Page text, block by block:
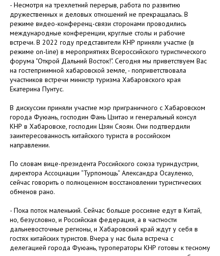
- Несмотря на трехлетний перерыв, работа по развитию
дружественных и деловых отношений не прекращалась. В
режиме видео-конференц-связи сторонами проводились
международные конференции, круглые столы и рабочие
встречи. В 2022 году представители КНР приняли участие (в
режиме оn-line) в мероприятиях Всероссийского туристического
форума "Открой Дальний Восток!". Сегодня мы приветствуем Вас
на гостеприимной хабаровской земле, - поприветствовала
участников встречи министр туризма Хабаровского края
Екатерина Пунтус.
В дискуссии приняли участие мэр приграничного с Хабаровском
города Фуюань, господин Фань Цзитао и генеральный консул
КНР в Хабаровске, господин Цзян Сяоян. Они подтвердили
заинтересованность китайского туриста в российском
направлении.
По словам вице-президента Российского союза туриндустрии,
директора Ассоциации “Турпомощь” Александра Осауленко,
сейчас говорить о полноценном восстановлении туристических
обменов рано.
- Пока поток маленький. Сейчас больше россияне едут в Китай,
но, безусловно, и Российская федерация, а в частности
дальневосточные регионы, и Хабаровский край ждут у себя в
гостях китайских туристов. Вчера у нас была встреча с
делегацией города Фуюань, туроператоры КНР готовы к тесному